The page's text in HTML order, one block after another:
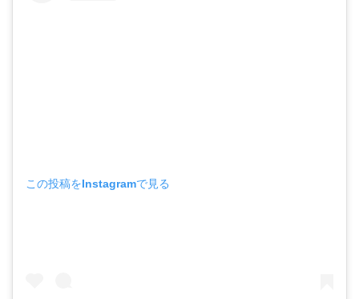
この投稿をInstagramで見る